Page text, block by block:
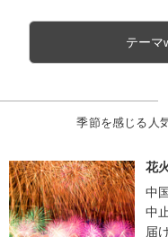
テーマ
季節を感じる人
花
中
中
届